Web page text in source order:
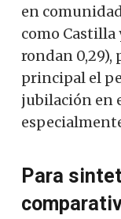
en
como Castilla
rondan 0,29),
principal el
jubilación en
Para